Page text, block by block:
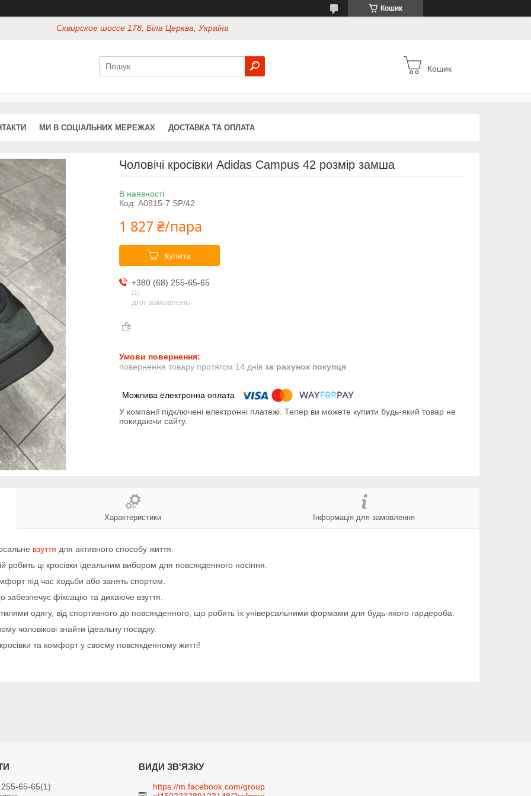
Кошик
Сквирское шоссе 178, Біла Церква, Україна
Кошик
МИ В СОЦІАЛЬНИХ МЕРЕЖАХ ДОСТАВКА ТА ОПЛАТА
Чоловічі кросівки Adidas Campus 42 розмір замша
В наявності
Код: A0815-7 SP/42
1 827 ₴/пара
Купити
+380 (68) 255-65-65
1
для замовлень
повернення товару протягом 14 днів за рахунок покупця
У компанії підключені електронні платежі. Тепер ви можете купити будь-який товар не
покидаючи сайту.
Характеристики Інформація для замовлення
взуття для активного способу життя.
ці кросівки ідеальним вибором для повсякденного носіння.
під час ходьби або занять спортом.
забезпечує фіксацію та дихаюче взуття.
одягу, від спортивного до повсякденного, що робить їх універсальними формами для будь-якого гардероба.
чоловікові знайти ідеальну посадку.
та комфорт у своєму повсякденному житті!
65-65 1
https://m.facebook.com/group